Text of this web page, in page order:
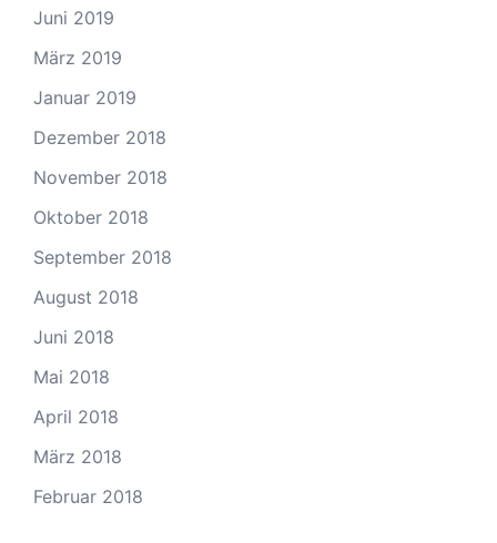
Juni 2019
März 2019
Januar 2019
Dezember 2018
November 2018
Oktober 2018
September 2018
August 2018
Juni 2018
Mai 2018
April 2018
März 2018
Februar 2018